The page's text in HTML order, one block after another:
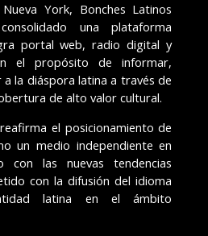
York, Bonches Latinos
una plataforma
portal web, radio digital y
el propósito de informar,
la diáspora latina a través de
de alto valor cultural.
el posicionamiento de
un medio independiente en
con las nuevas tendencias
con la difusión del idioma
latina en el ámbito